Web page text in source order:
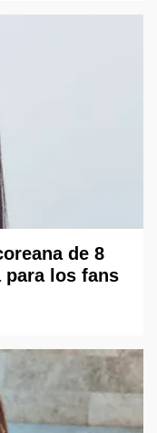
de 8
para los fans